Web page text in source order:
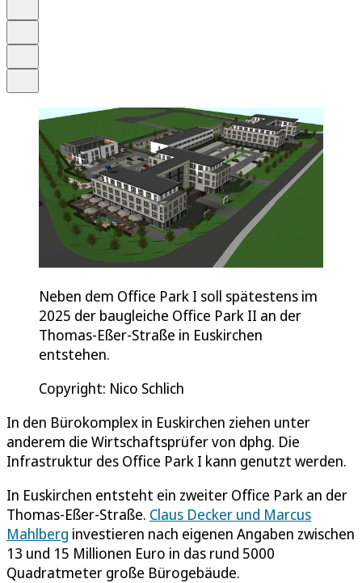
Neben dem Office Park I soll spätestens im
2025 der baugleiche Office Park II an der
Thomas-Eßer-Straße in Euskirchen
entstehen.
Copyright: Nico Schlich
In den Bürokomplex in Euskirchen ziehen unter
anderem die Wirtschaftsprüfer von dphg. Die
Infrastruktur des Office Park I kann genutzt werden.
In Euskirchen entsteht ein zweiter Office Park an der
Thomas-Eßer-Straße. Claus Decker und Marcus
Mahlberg investieren nach eigenen Angaben zwischen
13 und 15 Millionen Euro in das rund 5000
Quadratmeter große Bürogebäude.